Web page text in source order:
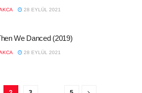
28 EYLÜL 2021
We Danced (2019)
28 EYLÜL 2021